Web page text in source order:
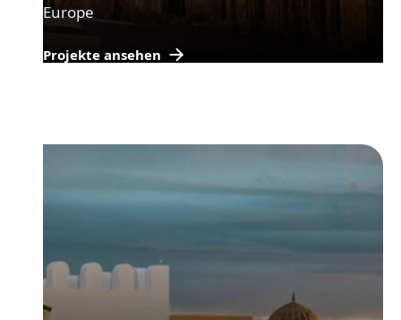
Europe
Projekte ansehen